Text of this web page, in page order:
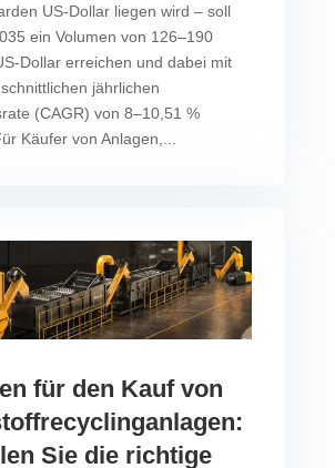
US-Dollar liegen wird – soll
ein Volumen von 126–190
Dollar erreichen und dabei mit
jährlichen
(CAGR) von 8–10,51 %
Käufer von Anlagen,...
für den Kauf von
Sie die richtige